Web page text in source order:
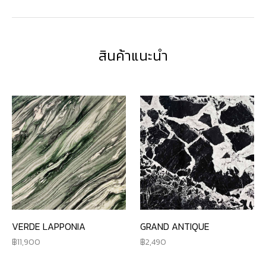
สินค้าแนะนำ
VERDE LAPPONIA
11,900
GRAND ANTIQUE
2,490